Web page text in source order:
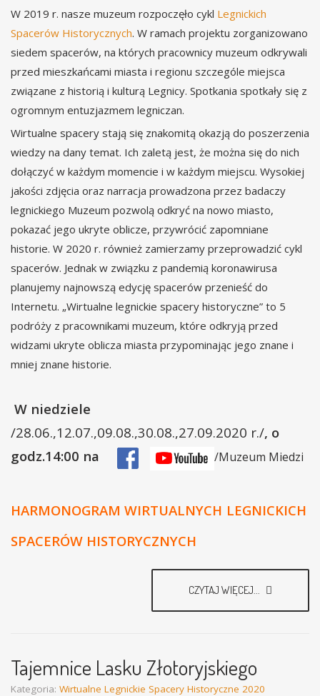
W 2019 r. nasze muzeum rozpoczęło cykl Legnickich
Spacerów Historycznych. W ramach projektu zorganizowano
siedem spacerów, na których pracownicy muzeum odkrywali
przed mieszkańcami miasta i regionu szczególe miejsca
związane z historią i kulturą Legnicy. Spotkania spotkały się z
ogromnym entuzjazmem legniczan.
Wirtualne spacery stają się znakomitą okazją do poszerzenia
wiedzy na dany temat. Ich zaletą jest, że można się do nich
dołączyć w każdym momencie i w każdym miejscu. Wysokiej
jakości zdjęcia oraz narracja prowadzona przez badaczy
legnickiego Muzeum pozwolą odkryć na nowo miasto,
pokazać jego ukryte oblicze, przywrócić zapomniane
historie. W 2020 r. również zamierzamy przeprowadzić cykl
spacerów. Jednak w związku z pandemią koronawirusa
planujemy najnowszą edycję spacerów przenieść do
Internetu. „Wirtualne legnickie spacery historyczne” to 5
podróży z pracownikami muzeum, które odkryją przed
widzami ukryte oblicza miasta przypominając jego znane i
mniej znane historie.
W niedziele
/28.06.,12.07.,09.08.,30.08.,27.09.2020 r./, o
godz.14:00 na
/Muzeum Miedzi
HARMONOGRAM WIRTUALNYCH LEGNICKICH
SPACERÓW HISTORYCZNYCH
CZYTAJ WIĘCEJ...
Tajemnice Lasku Złotoryjskiego
Kategoria: Wirtualne Legnickie Spacery Historyczne 2020